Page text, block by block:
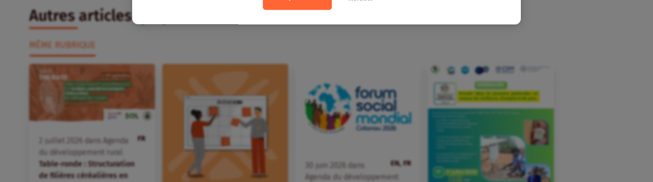
Autres articles qui pourraient vous intéresser
MÊME RUBRIQUE
FR
juillet dans
Agenda
du développement rural
Table-ronde : Structuration
de filières céréalières en
EN, FR
juin
dans
Agenda du développement